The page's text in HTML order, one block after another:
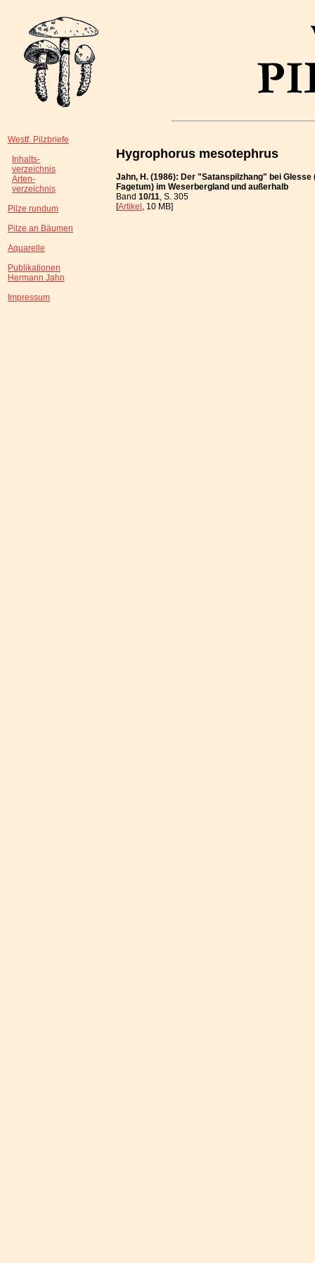
Westf. Pilzbriefe
Inhalts-
verzeichnis
Arten-
verzeichnis
Pilze rundum
Pilze an Bäumen
Aquarelle
Publikationen
Hermann Jahn
Impressum
Hygrophorus mesotephrus
Jahn, H. (1986): Der "Satanspilzhang" bei
Fagetum) im Weserbergland und außerhalb
Band 10/11, S. 305
[Artikel, 10 MB]